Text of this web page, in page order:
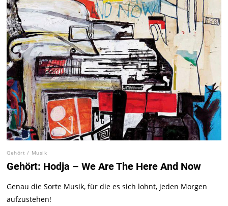
Gehört / Musik
Gehört: Hodja – We Are The Here And Now
Genau die Sorte Musik, für die es sich lohnt, jeden Morgen
aufzustehen!